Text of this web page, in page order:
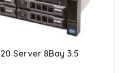
Server 8Bay 3.5